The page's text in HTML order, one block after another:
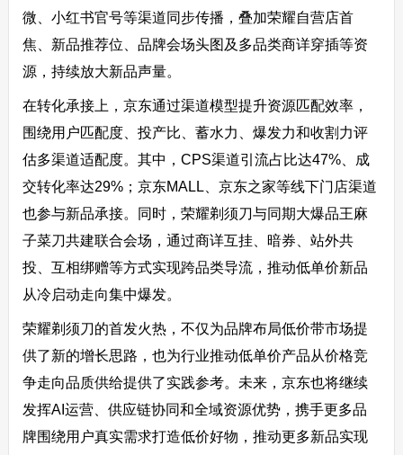
微、小红书官号等渠道同步传播，叠加荣耀自营店首
焦、新品推荐位、品牌会场头图及多品类商详穿插等资
源，持续放大新品声量。
在转化承接上，京东通过渠道模型提升资源匹配效率，
围绕用户匹配度、投产比、蓄水力、爆发力和收割力评
估多渠道适配度。其中，CPS渠道引流占比达47%、成
交转化率达29%；京东MALL、京东之家等线下门店渠道
也参与新品承接。同时，荣耀剃须刀与同期大爆品王麻
子菜刀共建联合会场，通过商详互挂、暗券、站外共
投、互相绑赠等方式实现跨品类导流，推动低单价新品
从冷启动走向集中爆发。
荣耀剃须刀的首发火热，不仅为品牌布局低价带市场提
供了新的增长思路，也为行业推动低单价产品从价格竞
争走向品质供给提供了实践参考。未来，京东也将继续
发挥AI运营、供应链协同和全域资源优势，携手更多品
牌围绕用户真实需求打造低价好物，推动更多新品实现